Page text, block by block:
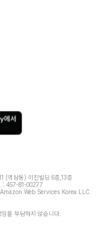
(역삼동) 미진빌딩 6층,13층
: 457-81-00277
Web Services Korea LLC
을 부담하지 않습니다.